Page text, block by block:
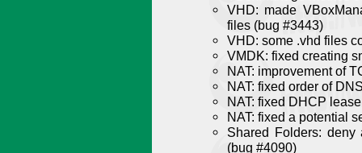
VHD: made
files (bug #3443)
VHD: some .vhd files
VMDK: fixed creating
NAT: improvement of
NAT: fixed order of
NAT: fixed DHCP
NAT: fixed a potential
Shared Folders:
(bug #4090)